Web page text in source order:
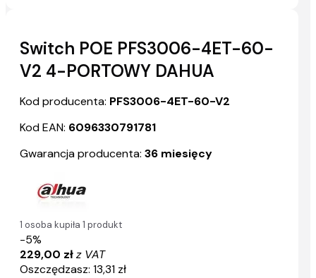
Switch POE PFS3006-4ET-60-
V2 4-PORTOWY DAHUA
Kod producenta: PFS3006-4ET-60-V2
Kod EAN: 6096330791781
Gwarancja producenta: 36 miesięcy
1 osoba kupiła 1 produkt
-5%
229,00 złz VAT
Oszczędzasz: 13,31 zł